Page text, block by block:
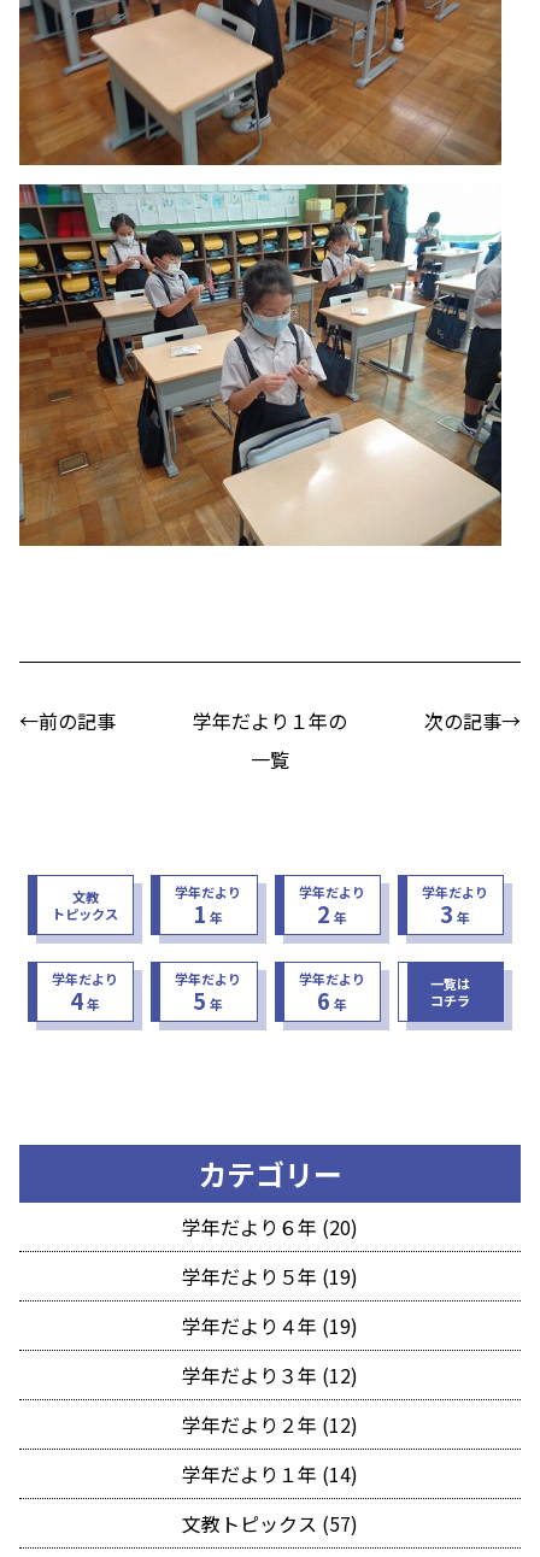
←前の記事
学年だより１年の
一覧
次の記事→
文教
トピックス
学年だより
1 年
学年だより
2 年
学年だより
3 年
学年だより
4年
学年だより
5 年
学年だより
6 年
一覧は
コチラ
カテゴリー
学年だより６年 (20)
学年だより５年 (19)
学年だより４年 (19)
学年だより３年 (12)
学年だより２年 (12)
学年だより１年 (14)
文教トピックス (57)